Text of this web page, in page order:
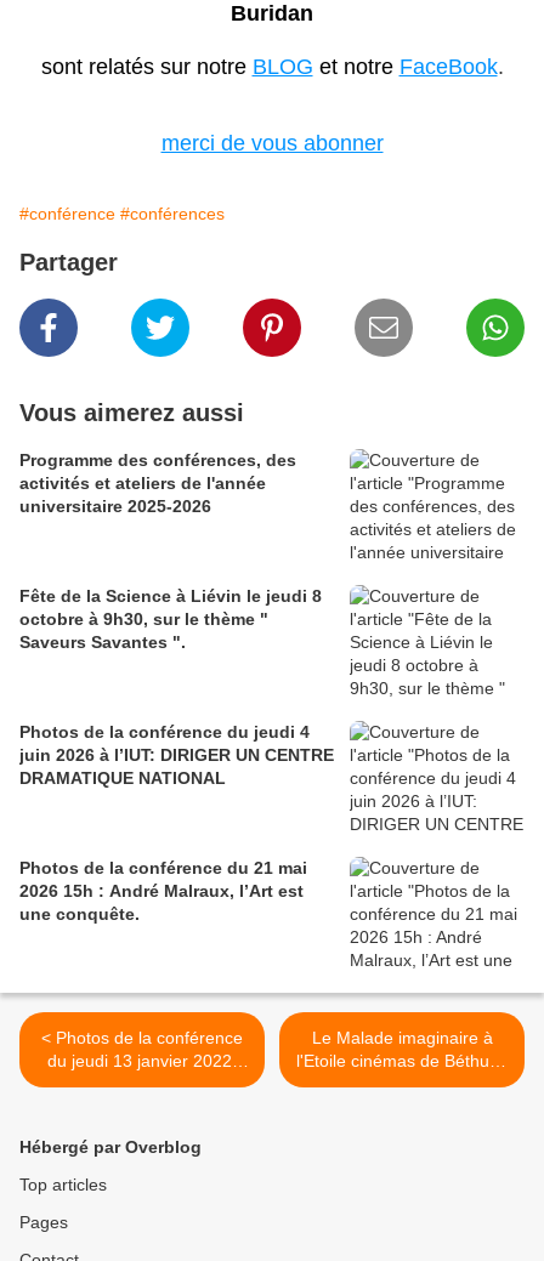
Buridan
sont relatés sur notre BLOG et notre FaceBook.
merci de vous abonner
#conférence #conférences
Partager
Vous aimerez aussi
Programme des conférences, des
activités et ateliers de l'année
universitaire 2025-2026
Fête de la Science à Liévin le jeudi 8
octobre à 9h30, sur le thème "
Saveurs Savantes ".
Photos de la conférence du jeudi 4
juin 2026 à l’IUT: DIRIGER UN CENTRE
DRAMATIQUE NATIONAL
Photos de la conférence du 21 mai
2026 15h : André Malraux, l’Art est
une conquête.
< Photos de la conférence
du jeudi 13 janvier 2022:
Aimé Cézaire, un autre
Le Malade imaginaire à
l'Etoile cinémas de Béthune
le 8 mars à 14h30 >
Hébergé par Overblog
Top articles
Pages